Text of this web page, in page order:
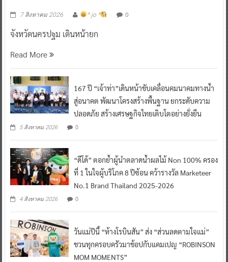
7 สิงหาคม 2026 ^ jo ^ 0
จังหวัดนครปฐม เดินหน้ายก
Read More
167 ปี “เจ้าท่า”เดินหน้าขับเคลื่อนคมนาคมทางน้ำ
สู่อนาคต พัฒนาโครงสร้างพื้นฐาน ยกระดับความ
ปลอดภัย สร้างเศรษฐกิจไทยเติบโตอย่างยั่งยืน
5 สิงหาคม 2026 0
“ดีโด้” ตอกย้ำผู้นำตลาดน้ำผลไม้ Non 100% ครอง
ที่ 1 ในใจผู้บริโภค 8 ปีซ้อน คว้ารางวัล Marketeer
No.1 Brand Thailand 2025-2026
4 สิงหาคม 2026 0
วันแม่ปีนี้ “ห้างโรบินสัน” ส่ง “ส่วนลดตามใจแม่”
ชวนทุกครอบครัวมาช้อปกับแคมเปญ “ROBINSON
MOM MOMENTS”